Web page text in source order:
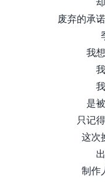
废弃的承
我
是
只记
这次
制作